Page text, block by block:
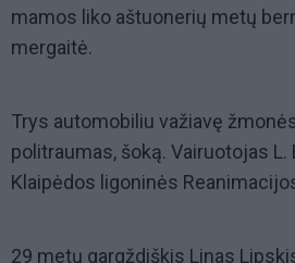
mamos liko aštuonerių metų
mergaitė.
Trys automobiliu važiavę
politraumas, šoką. Vairuotojas
Klaipėdos ligoninės
29 metų gargždiškis Linas